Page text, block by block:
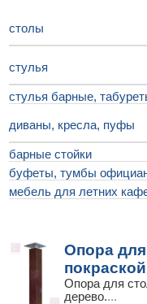
столы
стулья
стулья барные,
диваны, кресла, пуфы
барные стойки
буфеты, тумбы
мебель для летних
Опора для
Опора для
дерево....